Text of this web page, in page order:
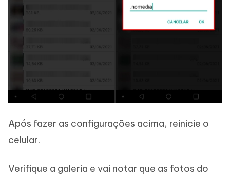
Após fazer as configurações acima, reinicie o
celular.
Verifique a galeria e vai notar que as fotos do